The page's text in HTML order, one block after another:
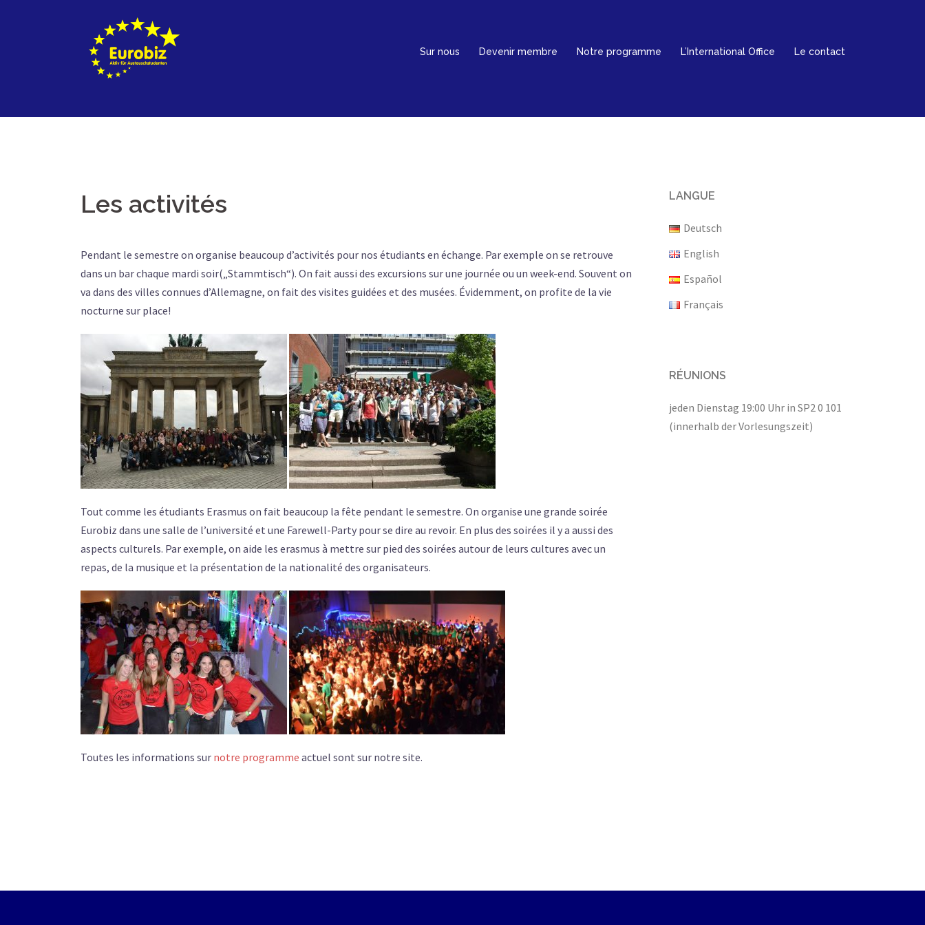
Sur nous Devenir membre Notre programme L’International Office Le contact
Les activités
Pendant le semestre on organise beaucoup d’activités pour nos étudiants en échange. Par exemple on se retrouve
dans un bar chaque mardi soir(„Stammtisch“). On fait aussi des excursions sur une journée ou un week-end. Souvent on
va dans des villes connues d’Allemagne, on fait des visites guidées et des musées. Évidemment, on profite de la vie
nocturne sur place!
Tout comme les étudiants Erasmus on fait beaucoup la fête pendant le semestre. On organise une grande soirée
Eurobiz dans une salle de l’université et une Farewell-Party pour se dire au revoir. En plus des soirées il y a aussi des
aspects culturels. Par exemple, on aide les erasmus à mettre sur pied des soirées autour de leurs cultures avec un
repas, de la musique et la présentation de la nationalité des organisateurs.
Toutes les informations sur notre programme actuel sont sur notre site.
LANGUE
Deutsch
English
Español
Français
RÉUNIONS
jeden Dienstag 19:00 Uhr in SP2 0 101
(innerhalb der Vorlesungszeit)